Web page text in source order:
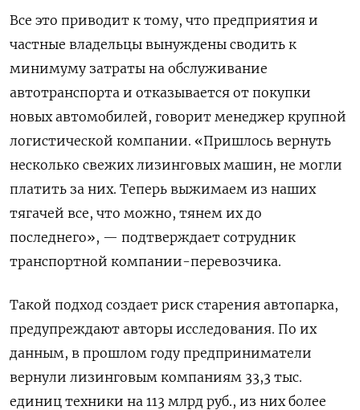
Все это приводит к тому, что предприятия и
частные владельцы вынуждены сводить к
минимуму затраты на обслуживание
автотранспорта и отказывается от покупки
новых автомобилей, говорит менеджер крупной
логистической компании. «Пришлось вернуть
несколько свежих лизинговых машин, не могли
платить за них. Теперь выжимаем из наших
тягачей все, что можно, тянем их до
последнего», — подтверждает сотрудник
транспортной компании-перевозчика.
Такой подход создает риск старения автопарка,
предупреждают авторы исследования. По их
данным, в прошлом году предприниматели
вернули лизинговым компаниям 33,3 тыс.
единиц техники на 113 млрд руб., из них более